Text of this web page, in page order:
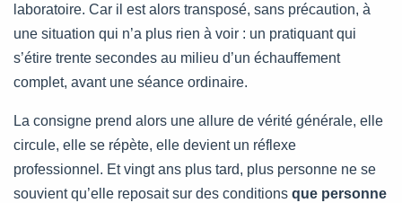
laboratoire. Car il est alors transposé, sans précaution, à
une situation qui n’a plus rien à voir : un pratiquant qui
s’étire trente secondes au milieu d’un échauffement
complet, avant une séance ordinaire.
La consigne prend alors une allure de vérité générale, elle
circule, elle se répète, elle devient un réflexe
professionnel. Et vingt ans plus tard, plus personne ne se
souvient qu’elle reposait sur des conditions que personne